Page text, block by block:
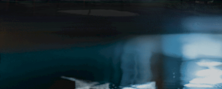
潤泰之森3D示意圖 庭園景觀＋獨立會所一樓